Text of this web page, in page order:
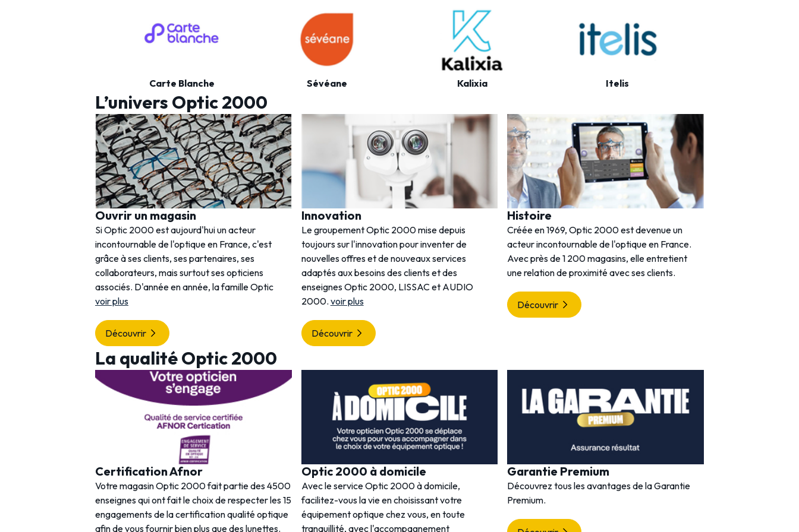
Carte Blanche Sévéane Kalixia Itelis
L’univers Optic 2000
Ouvrir un magasin
Si Optic 2000 est aujourd'hui un acteur
incontournable de l'optique en France, c'est
grâce à ses clients, ses partenaires, ses
collaborateurs, mais surtout ses opticiens
associés. D'année en année, la famille Optic
voir plus
Découvrir
Innovation
Le groupement Optic 2000 mise depuis
toujours sur l'innovation pour inventer de
nouvelles offres et de nouveaux services
adaptés aux besoins des clients et des
enseignes Optic 2000, LISSAC et AUDIO
2000. voir plus
Découvrir
Histoire
Créée en 1969, Optic 2000 est devenue un
acteur incontournable de l'optique en France.
Avec près de 1 200 magasins, elle entretient
une relation de proximité avec ses clients.
Découvrir
La qualité Optic 2000
Certification Afnor
Votre magasin Optic 2000 fait partie des 4500
enseignes qui ont fait le choix de respecter les 15
engagements de la certification qualité optique
afin de vous fournir bien plus que des lunettes.
Optic 2000 à domicile
Avec le service Optic 2000 à domicile,
facilitez-vous la vie en choisissant votre
équipement optique chez vous, en toute
tranquillité, avec l'accompagnement
Garantie Premium
Découvrez tous les avantages de la Garantie
Premium.